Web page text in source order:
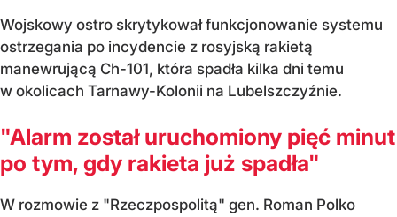
Wojskowy ostro skrytykował funkcjonowanie systemu
ostrzegania po incydencie z rosyjską rakietą
manewrującą Ch-101, która spadła kilka dni temu
w okolicach Tarnawy-Kolonii na Lubelszczyźnie.
"Alarm został uruchomiony pięć minut
po tym, gdy rakieta już spadła"
W rozmowie z "Rzeczpospolitą" gen. Roman Polko